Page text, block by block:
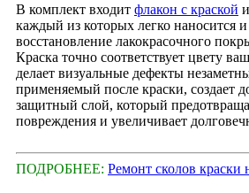
В комплект входит флакон с краской и
каждый из которых легко наносится и
восстановление лакокрасочного
Краска точно соответствует цвету
делает визуальные дефекты
применяемый после краски, создает
защитный слой, который
повреждения и увеличивает
ПОДРОБНЕЕ: Ремонт сколов краски